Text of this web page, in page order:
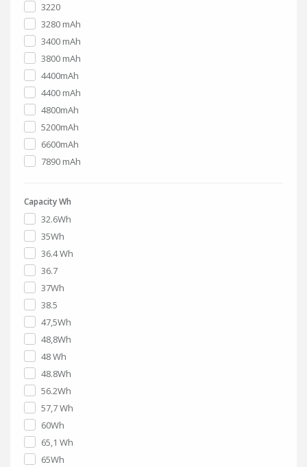
3220
3280 mAh
3400 mAh
3800 mAh
4400mAh
4400 mAh
4800mAh
5200mAh
6600mAh
7890 mAh
Capacity Wh
32.6Wh
35Wh
36.4 Wh
36.7
37Wh
38.5
47,5Wh
48,8Wh
48 Wh
48.8Wh
56.2Wh
57,7 Wh
60Wh
65,1 Wh
65Wh